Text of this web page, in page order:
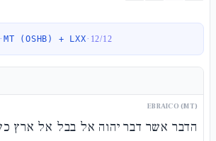
· MT (OSHB) + LXX· 12/12
EBRAICO (MT)
הדבר אשר דבר יהוה אל בבל אל ארץ